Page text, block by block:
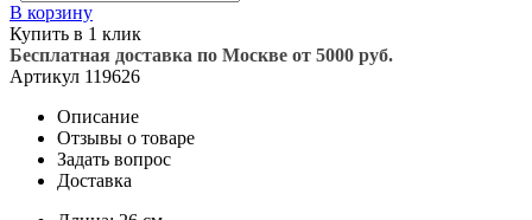
В корзину
Купить в 1 клик
Бесплатная доставка по Москве от 5000 руб.
Артикул 119626
Описание
Отзывы о товаре
Задать вопрос
Доставка